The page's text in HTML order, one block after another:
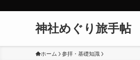
神社めぐり旅手帖
ホーム 参拝・基礎知識